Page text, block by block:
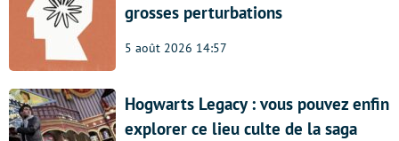
grosses perturbations
5 août 2026 14:57
Hogwarts Legacy : vous pouvez enfin
explorer ce lieu culte de la saga